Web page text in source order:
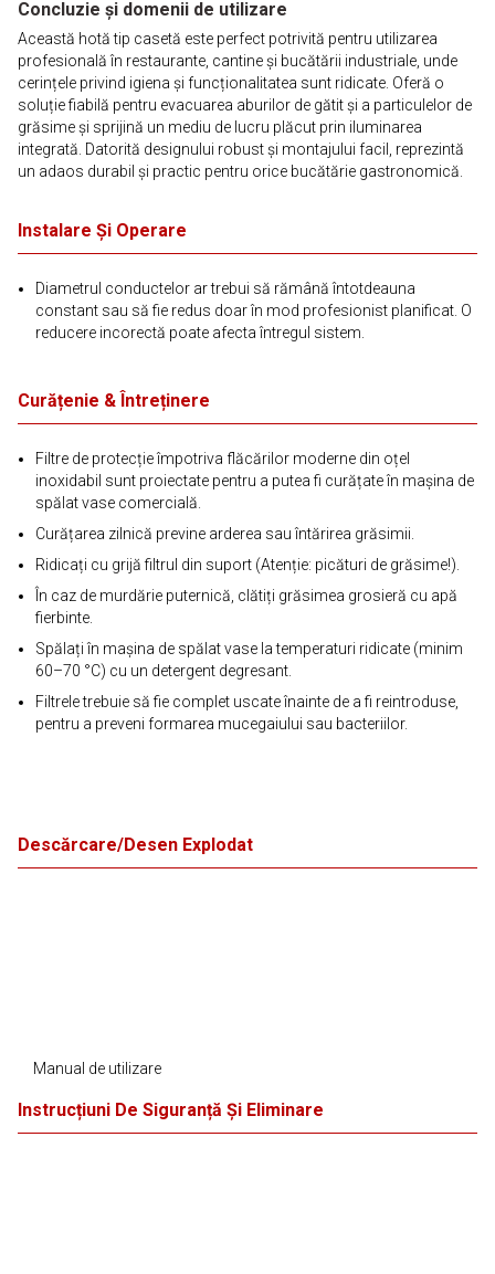
Concluzie și domenii de utilizare
Această hotă tip casetă este perfect potrivită pentru utilizarea
profesională în restaurante, cantine și bucătării industriale, unde
cerințele privind igiena și funcționalitatea sunt ridicate. Oferă o
soluție fiabilă pentru evacuarea aburilor de gătit și a particulelor de
grăsime și sprijină un mediu de lucru plăcut prin iluminarea
integrată. Datorită designului robust și montajului facil, reprezintă
un adaos durabil și practic pentru orice bucătărie gastronomică.
Instalare Și Operare
Diametrul conductelor ar trebui să rămână întotdeauna
constant sau să fie redus doar în mod profesionist planificat. O
reducere incorectă poate afecta întregul sistem.
Curățenie & Întreținere
Filtre de protecție împotriva flăcărilor moderne din oțel
inoxidabil sunt proiectate pentru a putea fi curățate în mașina de
spălat vase comercială.
Curățarea zilnică previne arderea sau întărirea grăsimii.
Ridicați cu grijă filtrul din suport (Atenție: picături de grăsime!).
În caz de murdărie puternică, clătiți grăsimea grosieră cu apă
fierbinte.
Spălați în mașina de spălat vase la temperaturi ridicate (minim
60–70 °C) cu un detergent degresant.
Filtrele trebuie să fie complet uscate înainte de a fi reintroduse,
pentru a preveni formarea mucegaiului sau bacteriilor.
Descărcare/Desen Explodat
Manual de utilizare
Instrucțiuni De Siguranță Și Eliminare